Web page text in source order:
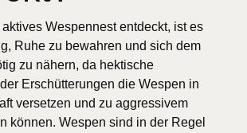
Wespennest entdeckt, ist es
Ruhe zu bewahren und sich dem
zu nähern, da hektische
Erschütterungen die Wespen in
versetzen und zu aggressivem
können. Wespen sind in der Regel